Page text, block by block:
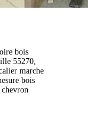
bois
55270,
marche
bois